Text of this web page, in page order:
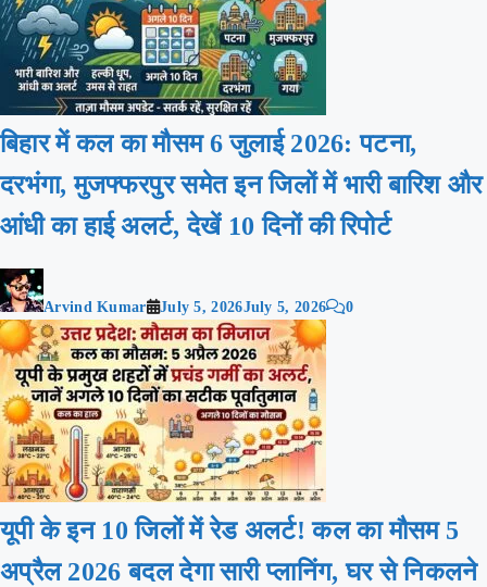
बिहार में कल का मौसम 6 जुलाई 2026: पटना,
दरभंगा, मुजफ्फरपुर समेत इन जिलों में भारी बारिश और
आंधी का हाई अलर्ट, देखें 10 दिनों की रिपोर्ट
Arvind Kumar July 5, 2026July 5, 2026 0
यूपी के इन 10 जिलों में रेड अलर्ट! कल का मौसम 5
अप्रैल 2026 बदल देगा सारी प्लानिंग, घर से निकलने